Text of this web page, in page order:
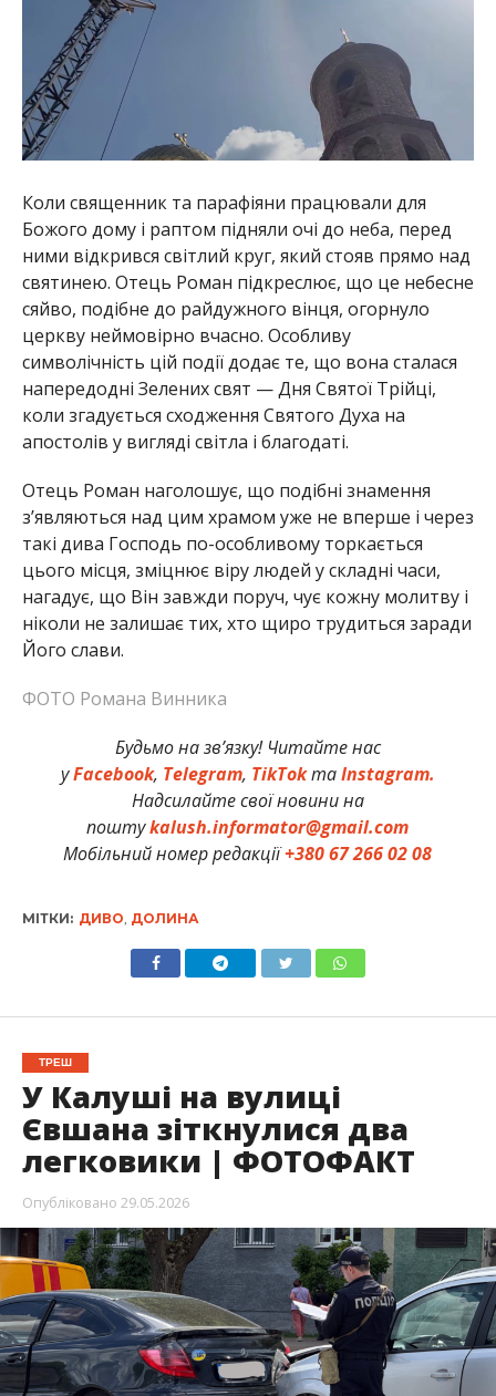
Коли священник та парафіяни працювали для
Божого дому і раптом підняли очі до неба, перед
ними відкрився світлий круг, який стояв прямо над
святинею. Отець Роман підкреслює, що це небесне
сяйво, подібне до райдужного вінця, огорнуло
церкву неймовірно вчасно. Особливу
символічність цій події додає те, що вона сталася
напередодні Зелених свят — Дня Святої Трійці,
коли згадується сходження Святого Духа на
апостолів у вигляді світла і благодаті.
Отець Роман наголошує, що подібні знамення
з’являються над цим храмом уже не вперше і через
такі дива Господь по-особливому торкається
цього місця, зміцнює віру людей у складні часи,
нагадує, що Він завжди поруч, чує кожну молитву і
ніколи не залишає тих, хто щиро трудиться заради
Його слави.
ФОТО Романа Винника
Будьмо на зв’язку! Читайте нас
уFacebook, Telegram, TikTokтаInstagram.
Надсилайте свої новини на
поштуkalush.informator@gmail.com
Мобільний номер редакції+380 67 266 02 08
МІТКИ: ДИВО ДОЛИНА
ТРЕШ
У Калуші на вулиці
Євшана зіткнулися два
легковики | ФОТОФАКТ
Опубліковано 29.05.2026